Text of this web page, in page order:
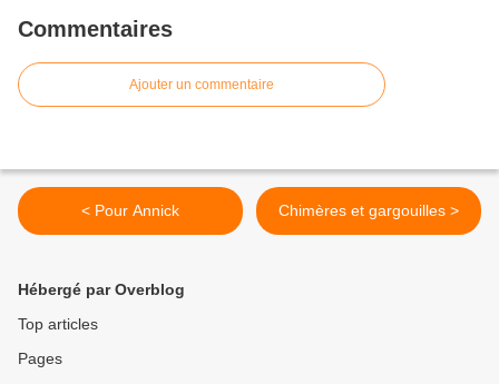
Commentaires
Ajouter un commentaire
< Pour Annick Chimères et gargouilles >
Hébergé par Overblog
Top articles
Pages